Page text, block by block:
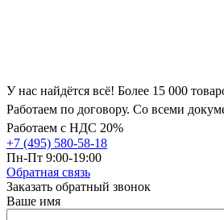
У нас найдётся всё! Более 15 000
Работаем по договору. Со всеми
Работаем с НДС 20%
+7 (495) 580-58-18
Пн-Пт 9:00-19:00
Обратная связь
Заказать обратный звонок
Ваше имя